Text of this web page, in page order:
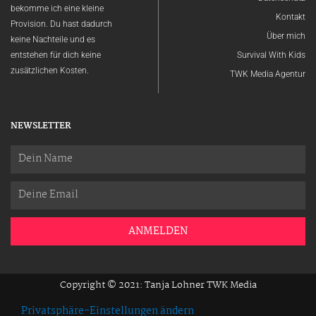
bekomme ich eine kleine
Provision. Du hast dadurch
keine Nachteile und es
entstehen für dich keine
zusätzlichen Kosten.
Kontakt
Über mich
Survival With Kids
TWK Media Agentur
NEWSLETTER
Name
Email
ANMELDEN
Copyright © 2021: Tanja Lohner TWK Media
Privatsphäre-Einstellungen ändern